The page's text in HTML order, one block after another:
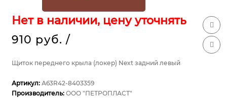
Нет в наличии, цену уточнять
910 руб. /
Щиток переднего крыла (локер) Next задний левый
Артикул: А63R42-8403359
Производитель: ООО "ПЕТРОПЛАСТ"